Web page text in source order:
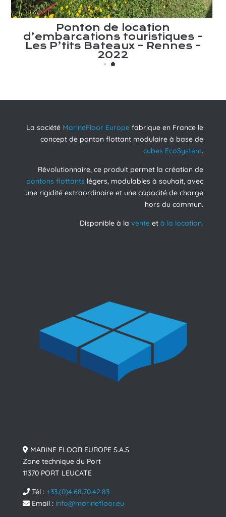
Ponton de location
d’embarcations touristiques –
Les P’tits Bateaux – Rennes –
2022
La société MarineFloor Europe fabrique en France le
concept de ponton flottant modulaire à base de
cubes EcoSystem.
Révolutionnaire, ce produit permet la création de
pontons flottants légers, modulables à souhait, avec
une rigidité extraordinaire et une capacité de charge
hors du commun.
Disponible à lavente età la location.
MARINE FLOOR EUROPE S.A.S
Zone technique du Port
11370 PORT LEUCATE
Tél : +33.(0)4.68.70.42.83
Email : info@marinefloor.eu